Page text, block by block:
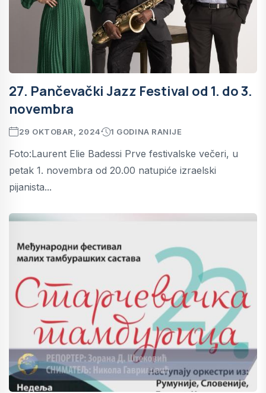
27. Pančevački Jazz Festival od 1. do 3.
novembra
29 OKTOBAR, 2024 1 GODINA RANIJE
Foto:Laurent Elie Badessi Prve festivalske večeri, u
petak 1. novembra od 20.00 natupiće izraelski
pijanista...